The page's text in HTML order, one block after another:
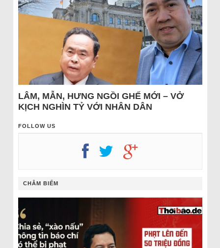
LÂM, MẪN, HƯNG NGỒI GHẾ MỚI – VỞ
KỊCH NGHÌN TỶ VỚI NHÂN DÂN
FOLLOW US
CHÂM BIẾM